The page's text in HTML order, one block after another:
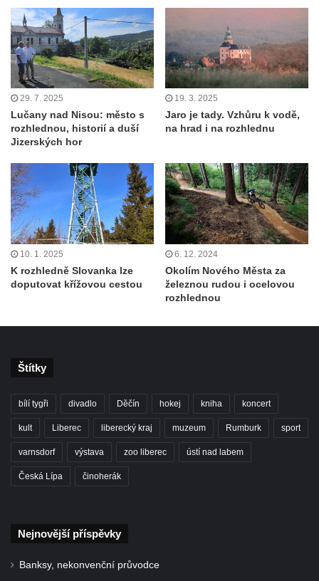
29. 7. 2025
Lučany nad Nisou: město s
rozhlednou, historií a duší
Jizerských hor
19. 3. 2025
Jaro je tady. Vzhůru k vodě,
na hrad i na rozhlednu
10. 1. 2025
K rozhledně Slovanka lze
doputovat křížovou cestou
6. 12. 2024
Okolím Nového Města za
železnou rudou i ocelovou
rozhlednou
Štítky
bílí tygři divadlo Děčín hokej kniha koncert
kult Liberec liberecký kraj muzeum Rumburk sport
varnsdorf výstava zoo liberec ústí nad labem
Česká Lípa činoherák
Nejnovější příspěvky
Banksy, nekonvenční průvodce